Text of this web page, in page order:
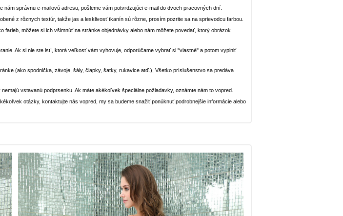
správnu e-mailovú adresu, pošleme vám potvrdzujúci e-mail do dvoch pracovných dní.
z rôznych textúr, takže jas a lesklivosť tkanín sú rôzne, prosím pozrite sa na sprievodcu farbou.
môžete si ich všimnúť na stránke objednávky alebo nám môžete povedať, ktorý obrázok
Ak si nie ste istí, ktorá veľkosť vám vyhovuje, odporúčame vybrať si "vlastné" a potom vyplniť
(ako spodnička, závoje, šály, čiapky, šatky, rukavice atď.), Všetko príslušenstvo sa predáva
vstavanú podprsenku. Ak máte akékoľvek špeciálne požiadavky, oznámte nám to vopred.
otázky, kontaktujte nás vopred, my sa budeme snažiť ponúknuť podrobnejšie informácie alebo